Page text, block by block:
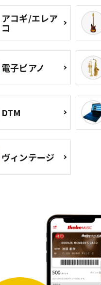
アコギ/エレア
コ
電子ピアノ
DTM
ヴィンテージ